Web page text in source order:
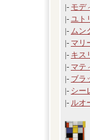
|- モデ
|- ユト
|- ムン
|- マリ
|- キス
|- マテ
|- ブラ
|- シー
|- ルオ